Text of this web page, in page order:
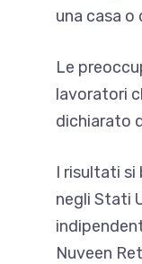
una casa o
Le
lavoratori
dichiarato
I risultati si
negli Stati
Nuveen